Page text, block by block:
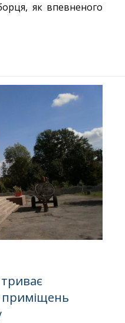
як впевненого
приміщень